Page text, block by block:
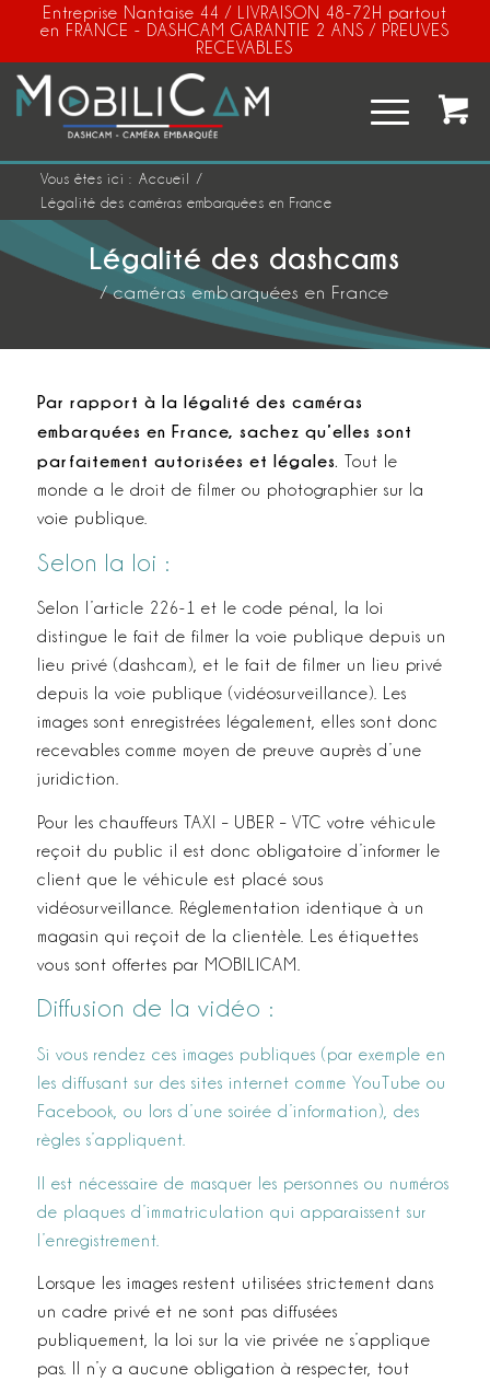
Entreprise Nantaise 44 / LIVRAISON 48-72H partout
en FRANCE - DASHCAM GARANTIE 2 ANS / PREUVES
RECEVABLES
Vous êtes ici : Accueil
/
Légalité des caméras embarquées en France
Légalité des dashcams
/ caméras embarquées en France
Par rapport à la légalité des caméras
embarquées en France, sachez qu’elles sont
parfaitement autorisées et légales.
Tout le
monde a le droit de filmer ou photographier sur la
voie publique.
Selon la loi :
Selon l’article 226-­1 et le code pénal, la loi
distingue le fait de filmer la voie publique depuis un
lieu privé (dashcam), et le fait de filmer un lieu privé
depuis la voie publique (vidéosurveillance). Les
images sont enregistrées légalement, elles sont donc
recevables comme moyen de preuve auprès d’une
juridiction.
Pour les chauffeurs TAXI – UBER – VTC votre véhicule
reçoit du public il est donc obligatoire d’informer le
client que le véhicule est placé sous
vidéosurveillance. Réglementation identique à un
magasin qui reçoit de la clientèle. Les étiquettes
vous sont offertes par MOBILICAM.
Diffusion de la vidéo :
Si vous rendez ces images publiques (par exemple en
les diffusant sur des sites internet comme YouTube ou
Facebook, ou lors d’une soirée d’information), des
règles s’appliquent.
Il est nécessaire de masquer les personnes ou numéros
de plaques d’immatriculation qui apparaissent sur
l’enregistrement.
Lorsque les images restent utilisées strictement dans
un cadre privé et ne sont pas diffusées
publiquement, la loi sur la vie privée ne s’applique
pas. Il n’y a aucune obligation à respecter, tout